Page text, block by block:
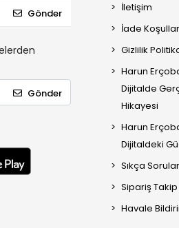
Gönder
Gönder
İletişim
İade
Gizlilik
Harun
Dijitalde
Hikayesi
Harun
Dijitaldeki
Sıkça
Sipariş Takip
Havale